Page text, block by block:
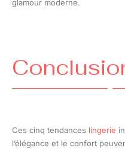
glamour moderne.
Ces cinq tendances lingerie
l’élégance et le confort